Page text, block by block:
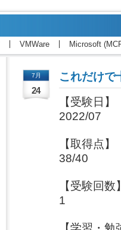
VMWare Microsoft
7月
24
これだけで
【受験日】
2022/07
【取得点】
38/40
【受験回数
1